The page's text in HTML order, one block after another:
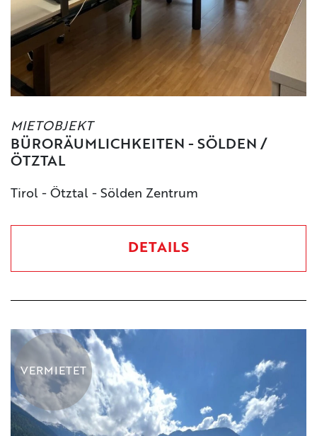
MIETOBJEKT
BÜRORÄUMLICHKEITEN - SÖLDEN /
ÖTZTAL
Tirol - Ötztal - Sölden Zentrum
DETAILS
VERMIETET